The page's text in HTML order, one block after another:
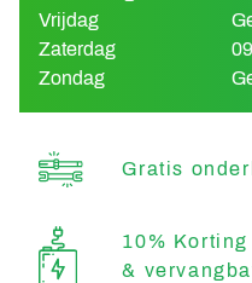
Vrijdag
Zaterdag
Zondag
Gratis
10%
&